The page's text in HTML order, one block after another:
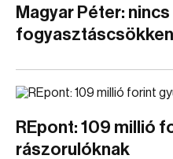
Magyar Péter:
REpont: 109 millió
rászorulóknak